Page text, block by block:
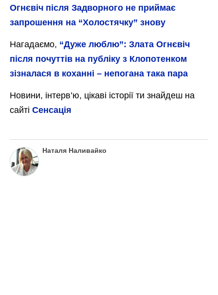
Огнєвіч після Задворного не приймає
запрошення на “Холостячку” знову
Нагадаємо, “Дуже люблю”: Злата Огнєвіч
після почуттів на публіку з Клопотенком
зізналася в коханні – непогана така пара
Новини, інтерв’ю, цікаві історії ти знайдеш на
сайті Сенсація
Наталя Наливайко